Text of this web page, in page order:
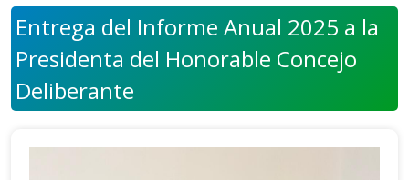
Entrega del Informe Anual 2025 a la
Presidenta del Honorable Concejo
Deliberante